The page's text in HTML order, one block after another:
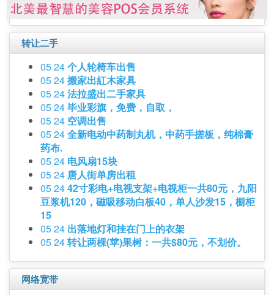
转让二手
05 24个人轮椅车出售
05 24搬家出紅木家具
05 24法拉盛出二手家具
05 24毕业彩旗，免费，自取，
05 24 空调出售
05 24全新电动中药制丸机，中药手搓板，纯棉膏
药布.
05 24 电风扇15块
05 24 唐人街单房出租
05 2442寸彩电+电视支架+电视柜一共80元，九阳
豆浆机120，磁吸移动白板40，单人沙发15，橱柜
15
05 24 出落地灯和挂在门上的衣架
05 24转让两棵(苹)果树：一共$80元，不划价。
网络宽带